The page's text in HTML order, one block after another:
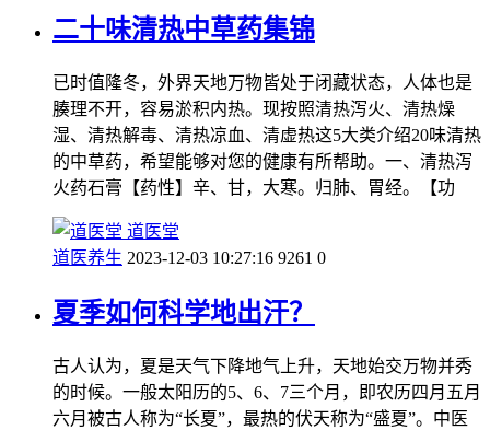
二十味清热中草药集锦
已时值隆冬，外界天地万物皆处于闭藏状态，人体也是
腠理不开，容易淤积内热。现按照清热泻火、清热燥
湿、清热解毒、清热凉血、清虚热这5大类介绍20味清热
的中草药，希望能够对您的健康有所帮助。一、清热泻
火药石膏【药性】辛、甘，大寒。归肺、胃经。【功
道医堂
道医养生 2023-12-03 10:27:16 9261 0
夏季如何科学地出汗？
古人认为，夏是天气下降地气上升，天地始交万物并秀
的时候。一般太阳历的5、6、7三个月，即农历四月五月
六月被古人称为“长夏”，最热的伏天称为“盛夏”。中医